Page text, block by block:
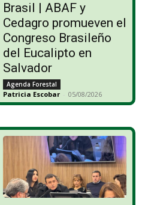
Brasil | ABAF y
Cedagro promueven el
Congreso Brasileño
del Eucalipto en
Salvador
Agenda Forestal
Patricia Escobar - 05/08/2026